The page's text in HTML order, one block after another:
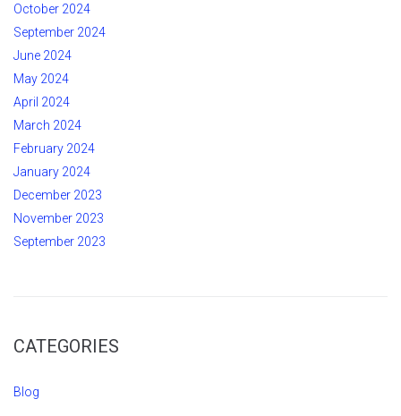
October 2024
September 2024
June 2024
May 2024
April 2024
March 2024
February 2024
January 2024
December 2023
November 2023
September 2023
CATEGORIES
Blog